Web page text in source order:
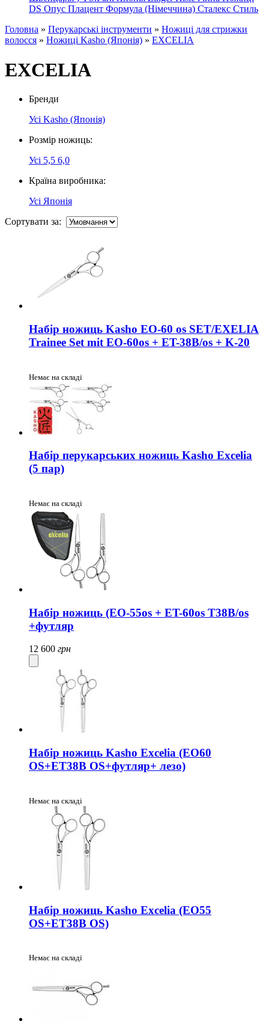
DS Опус Плацент Формула (Німеччина) Сталекс Стиль
Головна » Перукарські інструменти » Ножиці для стрижки
волосся » Ножиці Kasho (Японія) » EXCELIA
EXCELIA
Бренди
Усі Kasho (Японія)
Розмір ножиць:
Усі 5,5 6,0
Країна виробника:
Усі Японія
Сортувати за:
Набір ножиць Kasho EO-60 os SET/EXELIA
Trainee Set mit EO-60os + ET-38B/os + K-20
Немає на складі
Набір перукарських ножиць Kasho Excelia
(5 пар)
Немає на складі
Набір ножиць (EO-55os + ET-60os T38B/os
+футляр
12 600 грн
Набір ножиць Kasho Excelia (EO60
OS+ET38B OS+футляр+ лезо)
Немає на складі
Набір ножиць Kasho Excelia (EO55
OS+ET38B OS)
Немає на складі